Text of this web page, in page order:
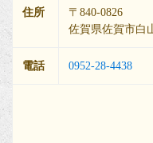
住所
〒840-0826
佐賀県佐賀市白
電話 0952-28-4438